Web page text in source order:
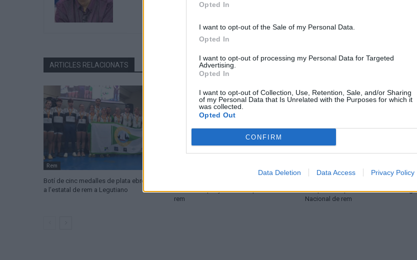
Opted In
I want to opt-out of the Sale of my Personal Data.
Opted In
I want to opt-out of processing my Personal Data for Targeted
Advertising.
Opted In
I want to opt-out of Collection, Use, Retention, Sale, and/or Sharing
of my Personal Data that Is Unrelated with the Purposes for which it
was collected.
Opted Out
CONFIRM
Data Deletion Data Access Privacy Policy
ARTICLES RELACIONATS
Rem
Botí de cinc medalles de plata ebrenques
a l’estatal de rem a Legutiano
selecció espanyola a l’Europeu sub-19 de
rem
campió de la primera edició de la Lliga
Nacional de rem